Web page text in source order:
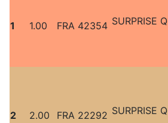
1 1.00 FRA 42354 SURPRISE Q
2 2.00 FRA 22292 SURPRISE Q